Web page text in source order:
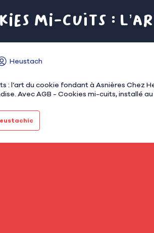
mi-cuits :
Heustach
Chez Heustach, on aime les commerces qui ont une idée simple, claire et dangereusement efficace
Avec AGB - Cookies mi-cuits, installé